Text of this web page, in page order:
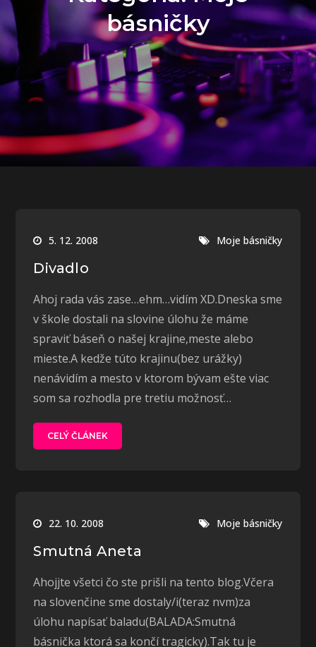
básničky
5. 12. 2008 Moje básničky
Divadlo
Ahoj rada vás zase…ehm…vidím XD.Dneska sme
v škole dostali na slovine úlohu že máme
spraviť báseň o našej krajine,meste alebo
mieste.A kedže túto krajinu(bez urážky)
nenávidím a mesto v ktorom bývam ešte viac
som sa rozhodla pre tretiu možnosť…
CELÝ ČLÁNEK
22. 10. 2008 Moje básničky
Smutná Aneta
Ahojjte všetci čo ste prišli na tento blog.Včera
na slovenčine sme dostaly/i(teraz nvm)za
úlohu napísať baladu(BALADA:Smutná
básnička ktorá sa končí tragicky).Tak tu je